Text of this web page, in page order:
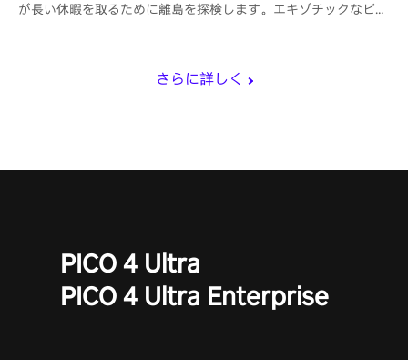
さらに詳しく
が長い休暇を取るために離島を探検します。エキゾチックなビー
PICO 4 Ultra
PICO 4 Ultra Enterprise